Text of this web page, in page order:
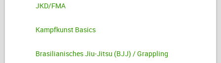
JKD/FMA
Kampfkunst Basics
Brasilianisches Jiu-Jitsu (BJJ) / Grappling